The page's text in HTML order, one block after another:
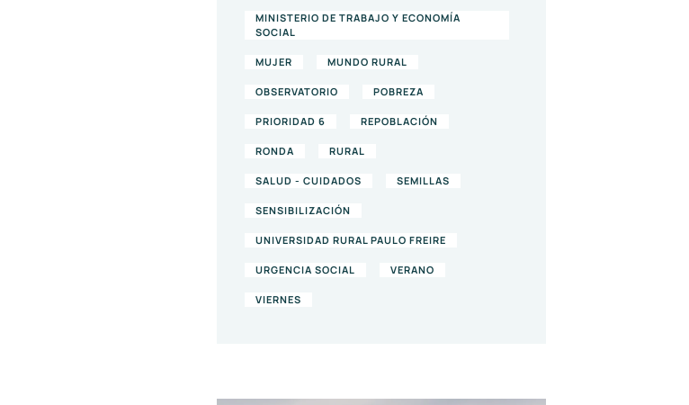
MINISTERIO DE TRABAJO Y ECONOMÍA
SOCIAL
MUJER MUNDO RURAL
OBSERVATORIO POBREZA
PRIORIDAD 6 REPOBLACIÓN
RONDA RURAL
SALUD - CUIDADOS SEMILLAS
SENSIBILIZACIÓN
UNIVERSIDAD RURAL PAULO FREIRE
URGENCIA SOCIAL VERANO
VIERNES